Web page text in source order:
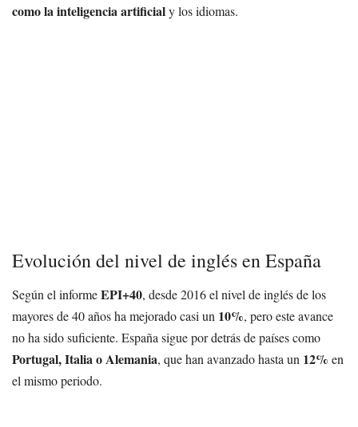
como la inteligencia artificialy los idiomas.
Evolución del nivel de inglés en España
Según el informeEPI+40, desde 2016 el nivel de inglés de los
mayores de 40 años ha mejorado casi un 10%, pero este avance
no ha sido suficiente. España sigue por detrás de países como
Portugal, Italia o Alemania, que han avanzado hasta un 12% en
el mismo periodo.